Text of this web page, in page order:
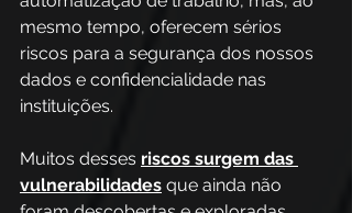
mesmo tempo, oferecem sérios
riscos para a segurança dos nossos
dados e confidencialidade nas
instituições.
Muitos desses riscos surgem das
vulnerabilidades que ainda não